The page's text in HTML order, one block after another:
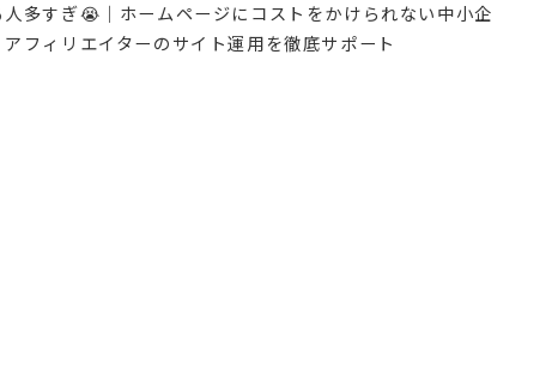
多すぎ😭｜ホームページにコストをかけられない中小企
フィリエイターのサイト運用を徹底サポート